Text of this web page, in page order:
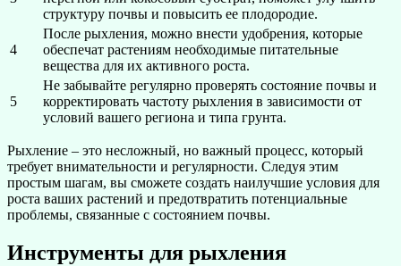
структуру почвы и повысить ее плодородие.
4
После рыхления, можно внести удобрения, которые
обеспечат растениям необходимые питательные
вещества для их активного роста.
5
Не забывайте регулярно проверять состояние почвы и
корректировать частоту рыхления в зависимости от
условий вашего региона и типа грунта.
Рыхление – это несложный, но важный процесс, который
требует внимательности и регулярности. Следуя этим
простым шагам, вы сможете создать наилучшие условия для
роста ваших растений и предотвратить потенциальные
проблемы, связанные с состоянием почвы.
Инструменты для рыхления